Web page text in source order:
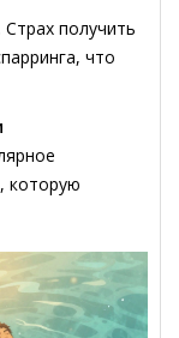
Страх получить
что
которую